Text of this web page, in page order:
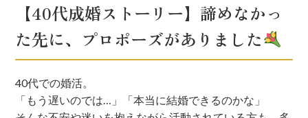
【40代成婚ストーリー】諦めなかっ
た先に、プロポーズがありました
40代での婚活。
「もう遅いのでは…」「本当に結婚できるのかな」